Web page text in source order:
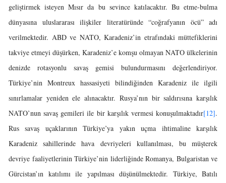
geliştirmek isteyen Mısır da bu sevince katılacaktır. Bu etme-bulma
dünyasına uluslararası ilişkiler literatüründe “coğrafyanın öcü” adı
verilmektedir. ABD ve NATO, Karadeniz’in etrafındaki müttefiklerini
takviye etmeyi düşürken, Karadeniz’e komşu olmayan NATO ülkelerinin
denizde rotasyonlu savaş gemisi bulundurmasını değerlendiriyor.
Türkiye’nin Montreux hassasiyeti bilindiğinden Karadeniz ile ilgili
sınırlamalar yeniden ele alınacaktır. Rusya’nın bir saldırısına karşılık
NATO’nun savaş gemileri ile bir karşılık vermesi konuşulmaktadır[12].
Rus savaş uçaklarının Türkiye’ya yakın uçma ihtimaline karşılık
Karadeniz sahillerinde hava devriyeleri kullanılması, bu müşterek
devriye faaliyetlerinin Türkiye’nin liderliğinde Romanya, Bulgaristan ve
Gürcistan’ın katılımı ile yapılması düşünülmektedir. Türkiye, Batılı